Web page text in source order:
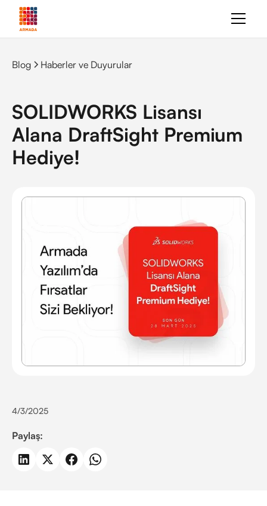
Blog Haberler ve Duyurular
SOLIDWORKS Lisansı
Alana DraftSight Premium
Hediye!
4/3/2025
Paylaş: